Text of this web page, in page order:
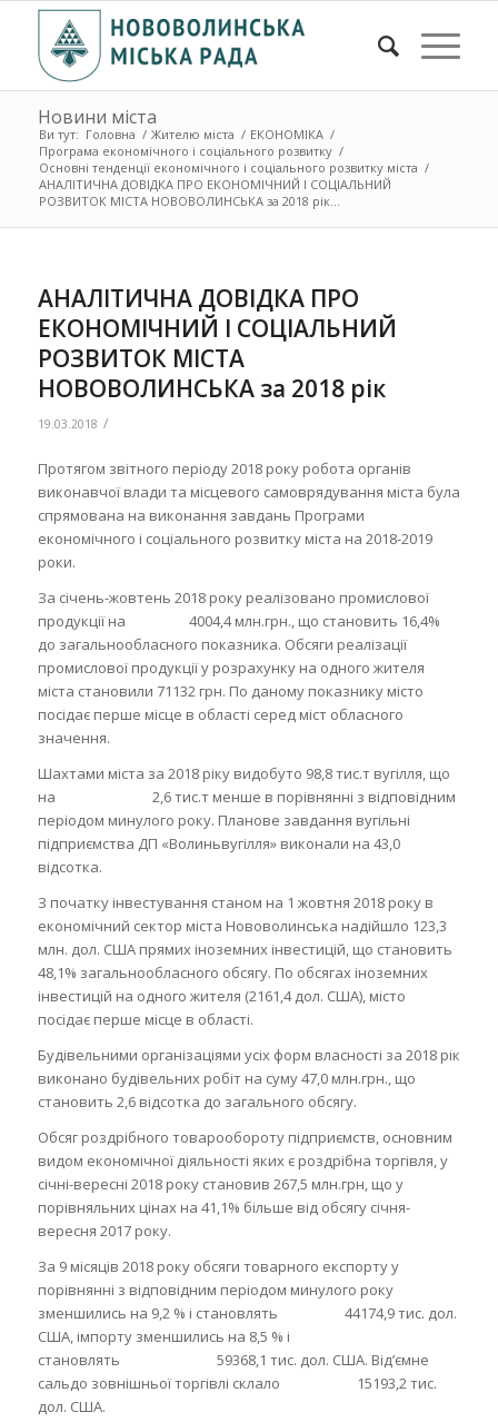
Новини міста
Ви тут: Головна / Жителю міста / ЕКОНОМІКА /
Програма економічного і соціального розвитку /
Основні тенденції економічного і соціального розвитку міста /
АНАЛІТИЧНА ДОВІДКА ПРО ЕКОНОМІЧНИЙ І СОЦІАЛЬНИЙ
РОЗВИТОК МІСТА НОВОВОЛИНСЬКА за 2018 рік...
АНАЛІТИЧНА ДОВІДКА ПРО
ЕКОНОМІЧНИЙ І СОЦІАЛЬНИЙ
РОЗВИТОК МІСТА
НОВОВОЛИНСЬКА за 2018 рік
19.03.2018 /
Протягом звітного періоду 2018 року робота органів
виконавчої влади та місцевого самоврядування міста була
спрямована на виконання завдань Програми
економічного і соціального розвитку міста на 2018-2019
роки.
За січень-жовтень 2018 року реалізовано промислової
продукції на 4004,4 млн.грн., що становить 16,4%
до загальнообласного показника. Обсяги реалізації
промислової продукції у розрахунку на одного жителя
міста становили 71132 грн. По даному показнику місто
посідає перше місце в області серед міст обласного
значення.
Шахтами міста за 2018 ріку видобуто 98,8 тис.т вугілля, що
на 2,6 тис.т менше в порівнянні з відповідним
періодом минулого року. Планове завдання вугільні
підприємства ДП «Волиньвугілля» виконали на 43,0
відсотка.
З початку інвестування станом на 1 жовтня 2018 року в
економічний сектор міста Нововолинська надійшло 123,3
млн. дол. США прямих іноземних інвестицій, що становить
48,1% загальнообласного обсягу. По обсягах іноземних
інвестицій на одного жителя (2161,4 дол. США), місто
посідає перше місце в області.
Будівельними організаціями усіх форм власності за 2018 рік
виконано будівельних робіт на суму 47,0 млн.грн., що
становить 2,6 відсотка до загального обсягу.
Обсяг роздрібного товарообороту підприємств, основним
видом економічної діяльності яких є роздрібна торгівля, у
січні-вересні 2018 року становив 267,5 млн.грн, що у
порівняльних цінах на 41,1% більше від обсягу січня-
вересня 2017 року.
За 9 місяців 2018 року обсяги товарного експорту у
порівнянні з відповідним періодом минулого року
зменшились на 9,2 % і становлять 44174,9 тис. дол.
США, імпорту зменшились на 8,5 % і
становлять 59368,1 тис. дол. США. Від’ємне
сальдо зовнішньої торгівлі склало 15193,2 тис.
дол. США.